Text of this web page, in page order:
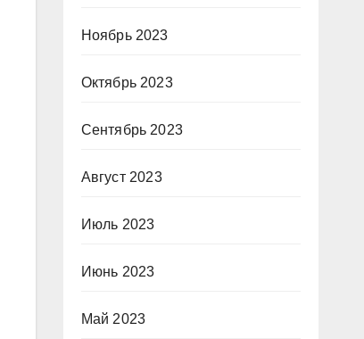
Ноябрь 2023
Октябрь 2023
Сентябрь 2023
Август 2023
Июль 2023
Июнь 2023
Май 2023